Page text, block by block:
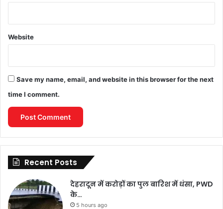
Website
Save my name, email, and website in this browser for the next
time I comment.
Recent Posts
देहरादून में करोड़ों का पुल बारिश में धंसा, PWD
के…
5 hours ago